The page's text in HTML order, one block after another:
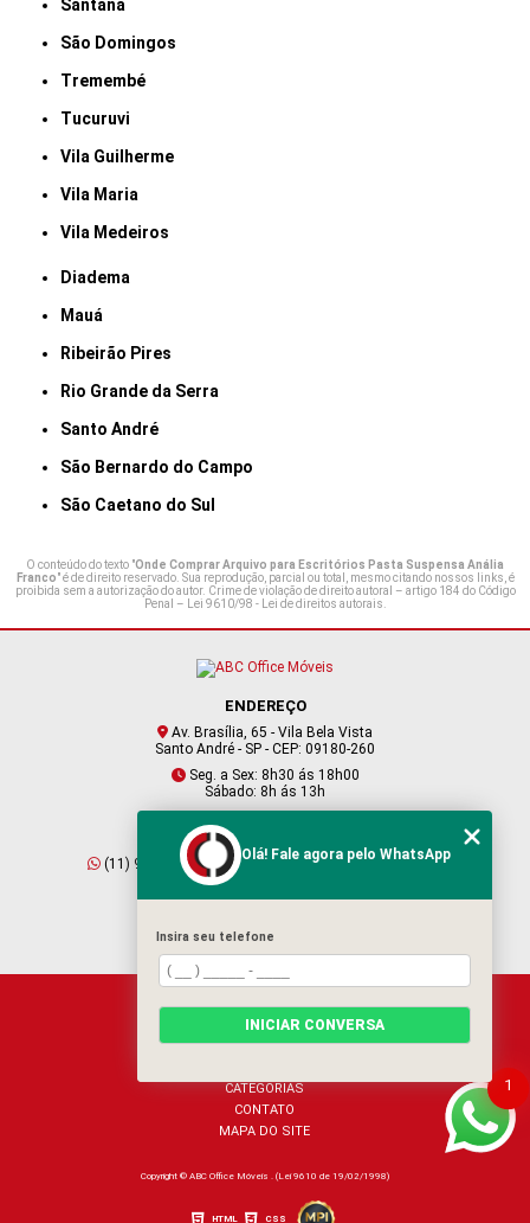
Santana
São Domingos
Tremembé
Tucuruvi
Vila Guilherme
Vila Maria
Vila Medeiros
Diadema
Mauá
Ribeirão Pires
Rio Grande da Serra
Santo André
São Bernardo do Campo
São Caetano do Sul
O conteúdo do texto "Onde Comprar Arquivo para Escritórios Pasta Suspensa Anália
Franco" é de direito reservado. Sua reprodução, parcial ou total, mesmo citando nossos links, é
proibida sem a autorização do autor. Crime de violação de direito autoral – artigo 184 do Código
Penal – Lei 9610/98 - Lei de direitos autorais.
ENDEREÇO
Av. Brasília, 65 - Vila Bela Vista
Santo André - SP - CEP: 09180-260
Seg. a Sex: 8h30 ás 18h00
Sábado: 8h ás 13h
CONTATO
(11) 95409-2229
(11) 4901-6045
vendas@abcofficemoveis.com.br
HOME
SOBRE NÓS
PRODUTOS
CATEGORIAS
CONTATO
MAPA DO SITE
Copyright © ABC Office Móveis . (Lei 9610 de 19/02/1998)
HTML CSS
1
Olá! Fale agora pelo WhatsApp
Insira seu telefone
INICIAR CONVERSA